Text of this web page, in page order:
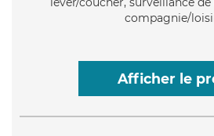
compagnie/
Afficher le